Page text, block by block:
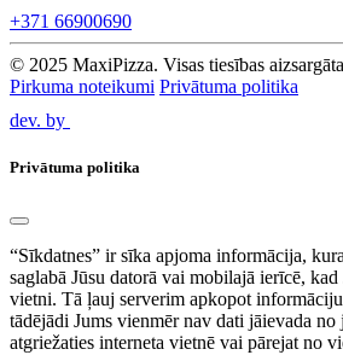
+371 66900690
© 2025 MaxiPizza. Visas tiesības
Pirkuma noteikumi Privātuma politika
dev. by
Privātuma politika
“Sīkdatnes” ir sīka apjoma informācija,
saglabā Jūsu datorā vai mobilajā ierīcē,
vietni. Tā ļauj serverim apkopot
tādējādi Jums vienmēr nav dati jāievada no
atgriežaties interneta vietnē vai pārejat no